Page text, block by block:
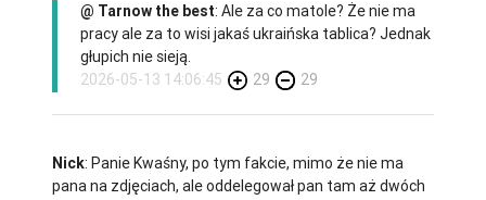
@ Tarnow the best: Ale za co matole? Że nie ma
pracy ale za to wisi jakaś ukraińska tablica? Jednak
głupich nie sieją.
2026-05-13 14:06:45
29 29
Nick: Panie Kwaśny, po tym fakcie, mimo że nie ma
pana na zdjęciach, ale oddelegował pan tam aż dwóch